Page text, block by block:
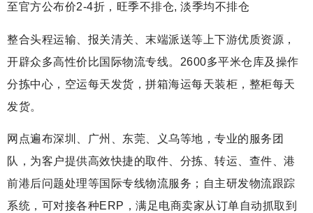
至官方公布价2-4折，旺季不排仓, 淡季均不排仓
​整合头程运输、报关清关、末端派送等上下游优质资源，
开辟众多高性价比国际物流专线。2600多平米仓库及操作
分拣中心，空运每天发货，拼箱海运每天装柜，整柜每天
发货。
​网点遍布深圳、广州、东莞、义乌等地，专业的服务团
队，为客户提供高效快捷的取件、分拣、转运、查件、港
前港后问题处理等国际专线物流服务；自主研发物流跟踪
系统，可对接各种ERP，满足电商卖家从订单自动抓取到